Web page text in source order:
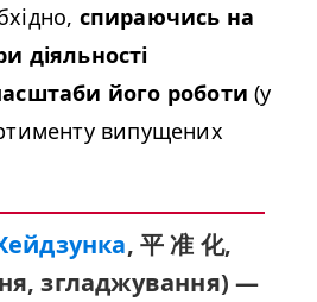
спираючись на
діяльності
його роботи(у
випущених
, 平 准 化,
згладжування)—